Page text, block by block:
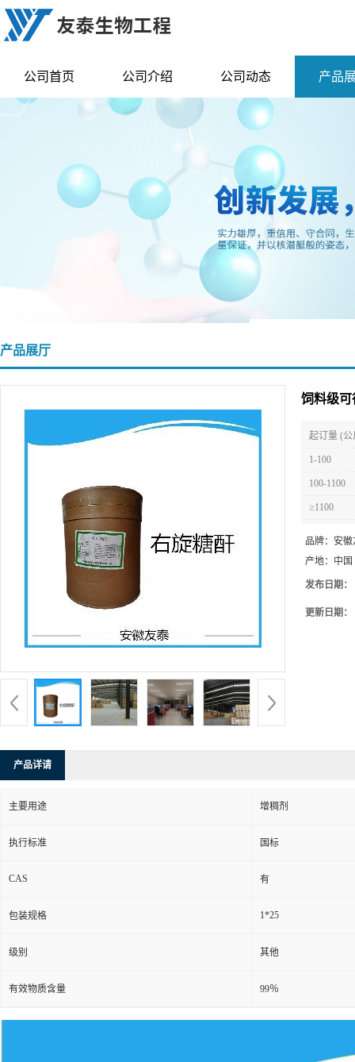
公司首页 公司介绍 公司动态 产品
产品展厅
饲料级可
起订量 (公
1-100
100-1100
≥1100
品牌： 安徽
产地： 中国
发布日期：
更新日期：
产品详请
主要用途 增稠剂
执行标准 国标
CAS 有
包装规格 1*25
级别 其他
有效物质含量 99％